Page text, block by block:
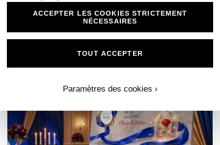
style tout en s’intégrant parfaitement à l’esthétique…
Lire la suite
ACCEPTER LES COOKIES STRICTEMENT
NÉCESSAIRES
Paramètres des cookies ›
TOUT ACCEPTER